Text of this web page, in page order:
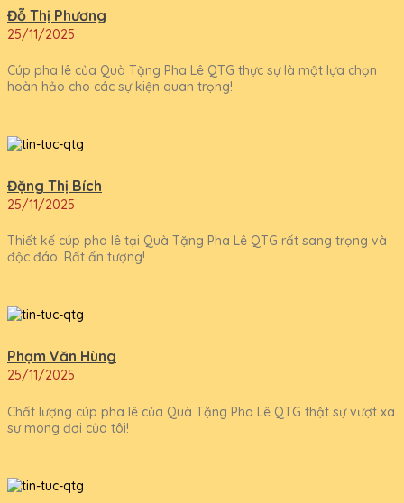
Đỗ Thị Phương
25/11/2025
Cúp pha lê của Quà Tặng Pha Lê QTG thực sự là một lựa chọn
hoàn hảo cho các sự kiện quan trọng!
Đặng Thị Bích
25/11/2025
Thiết kế cúp pha lê tại Quà Tặng Pha Lê QTG rất sang trọng và
độc đáo. Rất ấn tượng!
Phạm Văn Hùng
25/11/2025
Chất lượng cúp pha lê của Quà Tặng Pha Lê QTG thật sự vượt xa
sự mong đợi của tôi!